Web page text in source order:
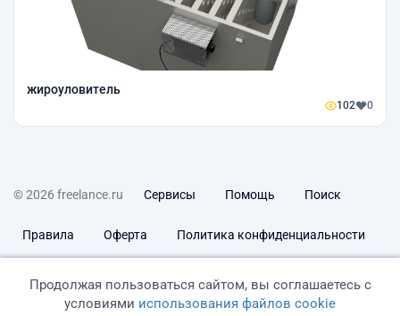
жироуловитель
102 0
© 2026 freelance.ru Сервисы Помощь Поиск
Правила Оферта Политика конфиденциальности
Продолжая пользоваться сайтом, вы соглашаетесь с
условиями использования файлов cookie